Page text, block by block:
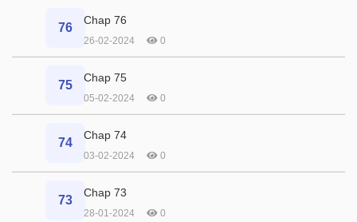
76
Chap 76
26-02-2024 0
75
Chap 75
05-02-2024 0
74
Chap 74
03-02-2024 0
73
Chap 73
28-01-2024 0